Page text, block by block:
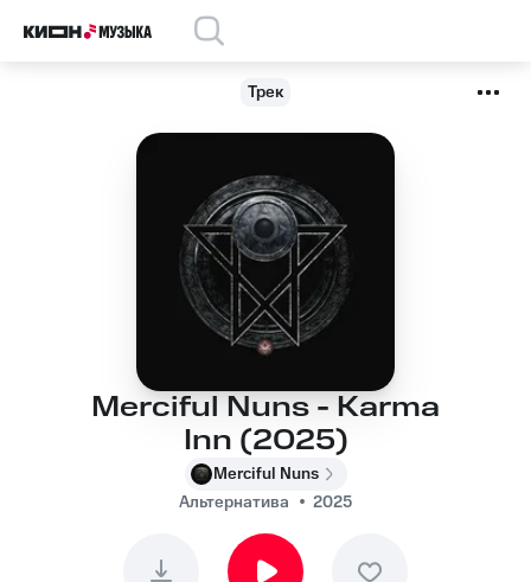
Трек
Merciful Nuns - Karma
Inn (2025)
Merciful Nuns
Альтернатива
2025